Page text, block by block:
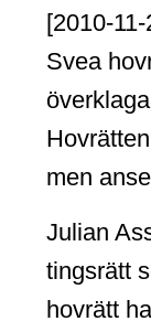
[2010-
Svea
men
Julian
tingsrätt
hovrätt